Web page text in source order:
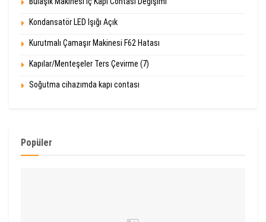
Kondansatör LED Işığı Açık
Kurutmalı Çamaşır Makinesi F62 Hatası
Kapılar/Menteşeler Ters Çevirme (7)
Soğutma cihazımda kapı contası
Popüler